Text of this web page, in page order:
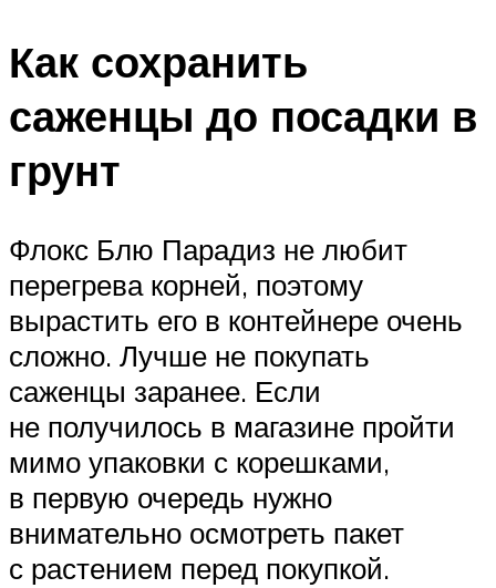
Как сохранить
саженцы до посадки в
грунт
Флокс Блю Парадиз не любит
перегрева корней, поэтому
вырастить его в контейнере очень
сложно. Лучше не покупать
саженцы заранее. Если
не получилось в магазине пройти
мимо упаковки с корешками,
в первую очередь нужно
внимательно осмотреть пакет
с растением перед покупкой.